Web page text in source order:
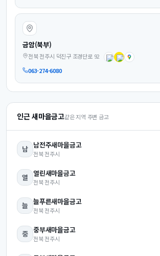
금암(북부)
전북 전주시 덕진구 조경단로 92
063-274-6080
인근 새마을금고같은 지역 주변 금고
남 남전주새마을금고
전북 전주시
열 열린새마을금고
전북 전주시
늘 늘푸른새마을금고
전북 전주시
중 중부새마을금고
전북 전주시